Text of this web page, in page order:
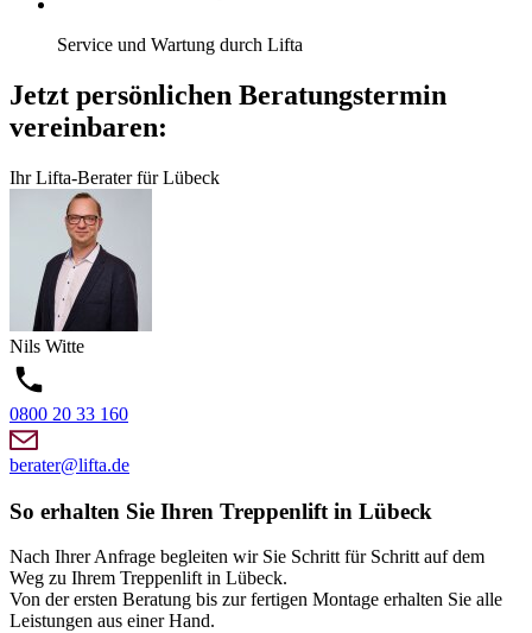
Service und Wartung durch Lifta
Jetzt persönlichen Beratungstermin
vereinbaren:
Ihr Lifta-Berater für Lübeck
Nils Witte
0800 20 33 160
berater@lifta.de
So erhalten Sie Ihren Treppenlift in Lübeck
Nach Ihrer Anfrage begleiten wir Sie Schritt für Schritt auf dem
Weg zu Ihrem Treppenlift in Lübeck.
Von der ersten Beratung bis zur fertigen Montage erhalten Sie alle
Leistungen aus einer Hand.